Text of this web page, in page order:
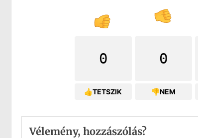
0
👍TETSZIK
0
👎NEM
Vélemény, hozzászólás?